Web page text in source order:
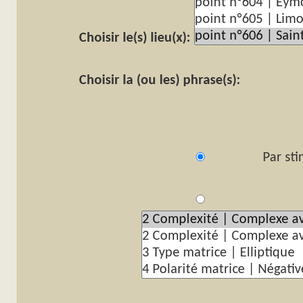
Choisir le(s) lieu(x):
Choisir la (ou les) phrase(s):
Par